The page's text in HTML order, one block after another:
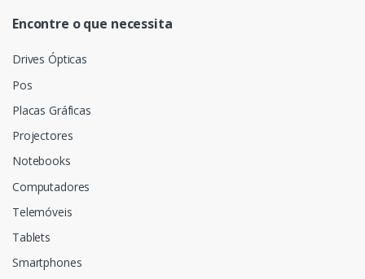
Encontre o que necessita
Drives Ópticas
Pos
Placas Gráficas
Projectores
Notebooks
Computadores
Telemóveis
Tablets
Smartphones